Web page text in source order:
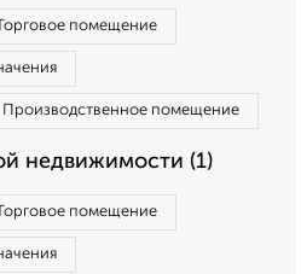
помещение
Производственное помещение
недвижимости (1)
помещение